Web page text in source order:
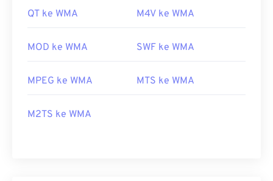
QT ke WMA M4V ke WMA
MOD ke WMA SWF ke WMA
MPEG ke WMA MTS ke WMA
M2TS ke WMA